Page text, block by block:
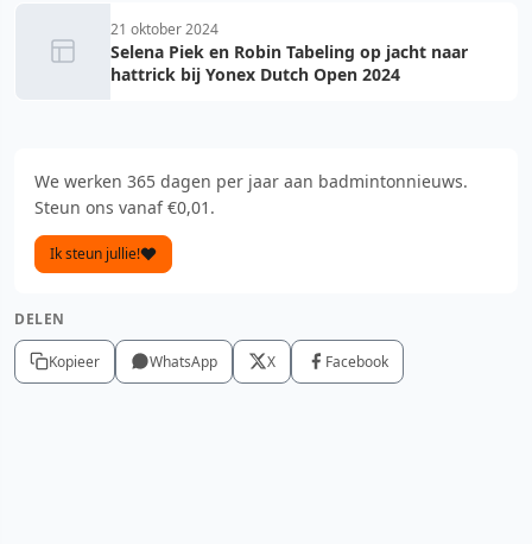
21 oktober 2024
Selena Piek en Robin Tabeling op jacht naar
hattrick bij Yonex Dutch Open 2024
We werken 365 dagen per jaar aan badmintonnieuws.
Steun ons vanaf €0,01.
Ik steun jullie!
DELEN
Kopieer WhatsApp X Facebook